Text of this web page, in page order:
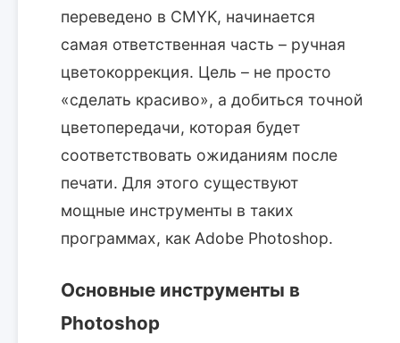
переведено в CMYK, начинается
самая ответственная часть – ручная
цветокоррекция. Цель – не просто
«сделать красиво», а добиться точной
цветопередачи, которая будет
соответствовать ожиданиям после
печати. Для этого существуют
мощные инструменты в таких
программах, как Adobe Photoshop.
Основные инструменты в
Photoshop